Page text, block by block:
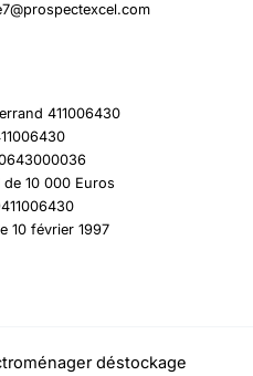
411006430
de 10 000 Euros
10 février 1997
déstockage